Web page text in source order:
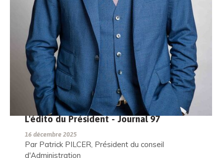
L'édito du Président - Journal 97
16 décembre 2025
Par Patrick PILCER, Président du conseil
d'Administration